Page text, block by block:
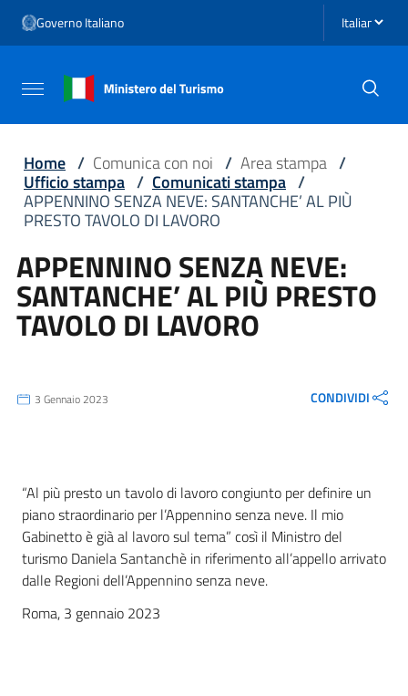
Vai al menu di navigazione
Vai al footer
Governo Italiano Seleziona
Attiva / disattiva la navigazione
Home / Comunica con noi / Area stampa /
Ufficio stampa / Comunicati stampa /
APPENNINO SENZA NEVE: SANTANCHE’ AL PIÙ
PRESTO TAVOLO DI LAVORO
APPENNINO SENZA NEVE:
SANTANCHE’ AL PIÙ PRESTO
TAVOLO DI LAVORO
3 Gennaio 2023 CONDIVIDI
“Al più presto un tavolo di lavoro congiunto per definire un
piano straordinario per l’Appennino senza neve. Il mio
Gabinetto è già al lavoro sul tema” così il Ministro del
turismo Daniela Santanchè in riferimento all’appello arrivato
dalle Regioni dell’Appennino senza neve.
Roma, 3 gennaio 2023